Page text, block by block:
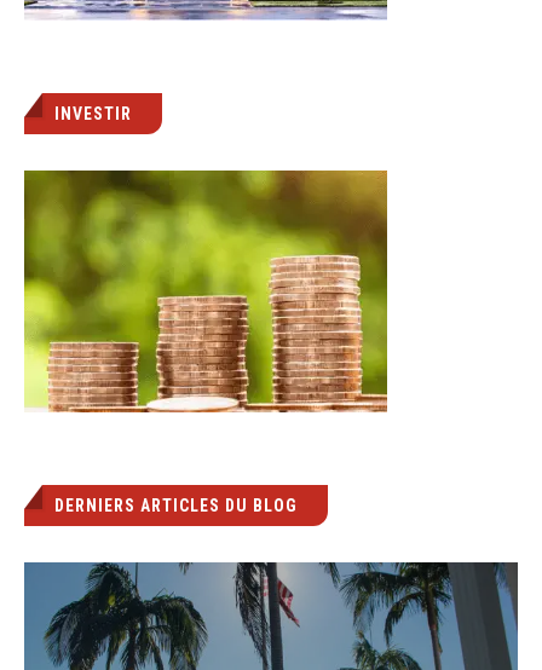
INVESTIR
DERNIERS ARTICLES DU BLOG